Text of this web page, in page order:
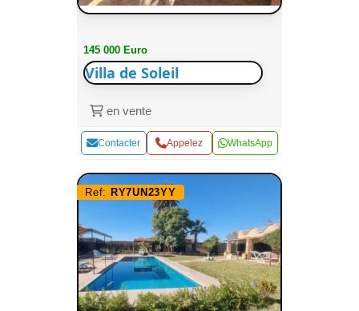
145 000 Euro
Villa de Soleil
en vente
Contacter Appelez WhatsApp
Ref: RY7UN23YY